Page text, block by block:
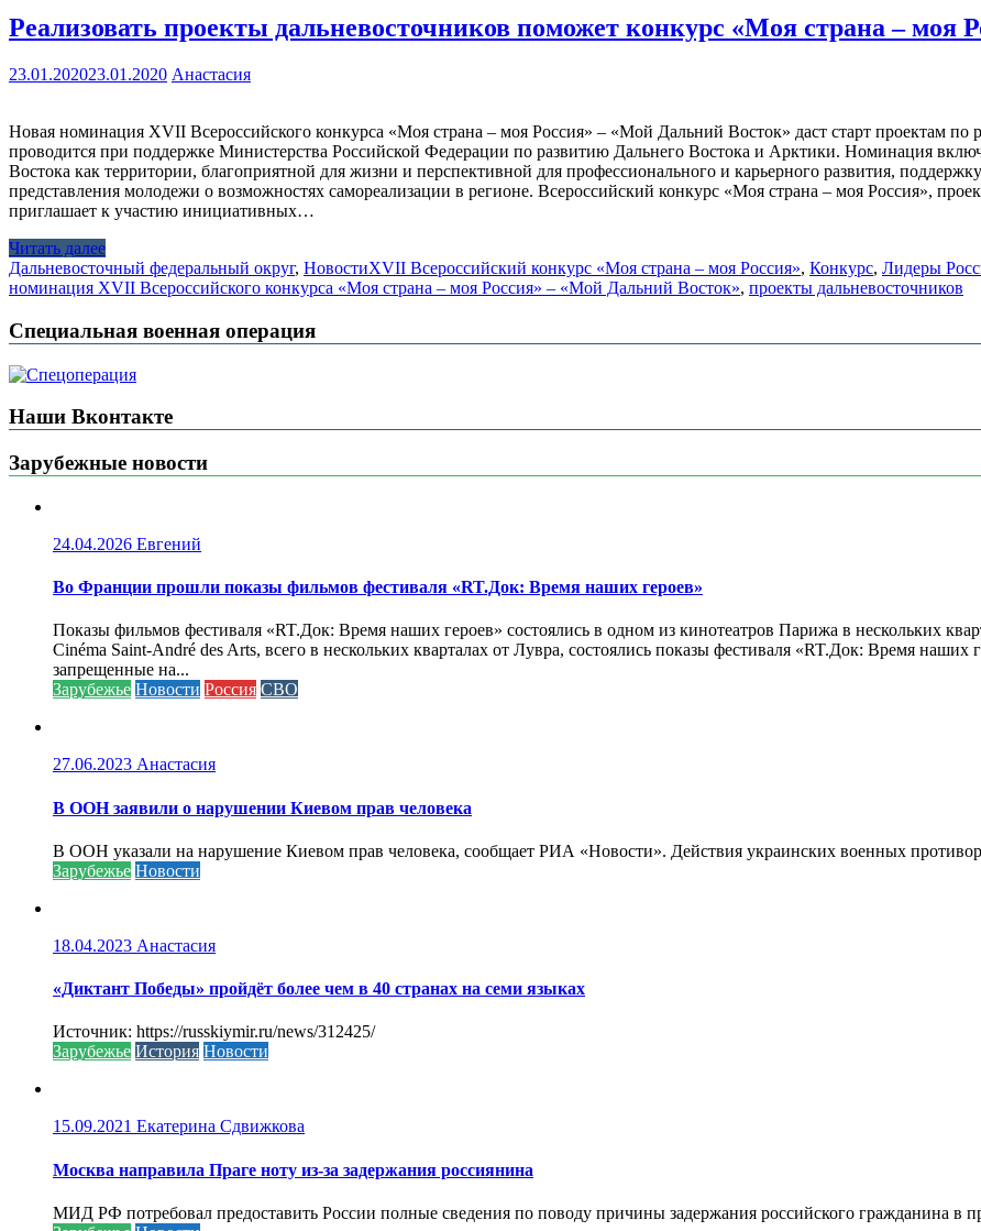
Реализовать проекты дальневосточников поможет конкурс «Моя страна – моя
23.01.202023.01.2020 Анастасия
Новая номинация XVII Всероссийского конкурса «Моя страна – моя Россия» – «Мой Дальний Восток» даст старт проектам
проводится при поддержке Министерства Российской Федерации по развитию Дальнего Востока и Арктики. Номинация
Востока как территории, благоприятной для жизни и перспективной для профессионального и карьерного развития,
представления молодежи о возможностях самореализации в регионе. Всероссийский конкурс «Моя страна – моя Россия»,
приглашает к участию инициативных…
Читать далее
Дальневосточный федеральный округ, НовостиXVII Всероссийский конкурс «Моя страна – моя Россия», Конкурс, Лидеры
номинация XVII Всероссийского конкурса «Моя страна – моя Россия» – «Мой Дальний Восток», проекты дальневосточников
Специальная военная операция
Наши Вконтакте
Зарубежные новости
24.04.2026 Евгений
Во Франции прошли показы фильмов фестиваля «RT.Док: Время наших героев»
Показы фильмов фестиваля «RT.Док: Время наших героев» состоялись в одном из кинотеатров Парижа в нескольких
Cinéma Saint-André des Arts, всего в нескольких кварталах от Лувра, состоялись показы фестиваля «RT.Док: Время
запрещенные на...
Зарубежье Новости Россия СВО
27.06.2023 Анастасия
В ООН заявили о нарушении Киевом прав человека
В ООН указали на нарушение Киевом прав человека, сообщает РИА «Новости». Действия украинских военных
Зарубежье Новости
18.04.2023 Анастасия
«Диктант Победы» пройдёт более чем в 40 странах на семи языках
Источник: https://russkiymir.ru/news/312425/
Зарубежье История Новости
15.09.2021 Екатерина Сдвижкова
Москва направила Праге ноту из-за задержания россиянина
МИД РФ потребовал предоставить России полные сведения по поводу причины задержания российского гражданина в